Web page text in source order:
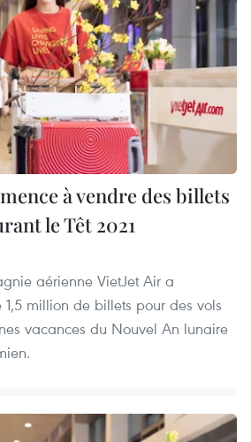
à vendre des billets
le Têt 2021
aérienne VietJet Air a
million de billets pour des vols
vacances du Nouvel An lunaire